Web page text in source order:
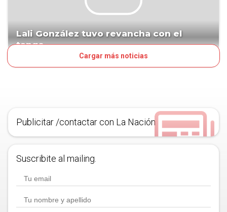
Lali González tuvo revancha con el
tango
Cargar más noticias
Publicitar /contactar con La Nación
Suscribite al mailing.